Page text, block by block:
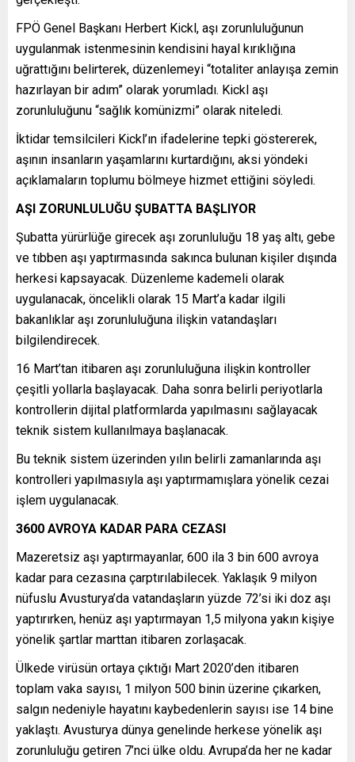
FPÖ Genel Başkanı Herbert Kickl, aşı zorunluluğunun
uygulanmak istenmesinin kendisini hayal kırıklığına
uğrattığını belirterek, düzenlemeyi “totaliter anlayışa zemin
hazırlayan bir adım” olarak yorumladı. Kickl aşı
zorunluluğunu “sağlık komünizmi” olarak niteledi.
İktidar temsilcileri Kickl’ın ifadelerine tepki göstererek,
aşının insanların yaşamlarını kurtardığını, aksi yöndeki
açıklamaların toplumu bölmeye hizmet ettiğini söyledi.
AŞI ZORUNLULUĞU ŞUBATTA BAŞLIYOR
Şubatta yürürlüğe girecek aşı zorunluluğu 18 yaş altı, gebe
ve tıbben aşı yaptırmasında sakınca bulunan kişiler dışında
herkesi kapsayacak. Düzenleme kademeli olarak
uygulanacak, öncelikli olarak 15 Mart’a kadar ilgili
bakanlıklar aşı zorunluluğuna ilişkin vatandaşları
bilgilendirecek.
16 Mart’tan itibaren aşı zorunluluğuna ilişkin kontroller
çeşitli yollarla başlayacak. Daha sonra belirli periyotlarla
kontrollerin dijital platformlarda yapılmasını sağlayacak
teknik sistem kullanılmaya başlanacak.
Bu teknik sistem üzerinden yılın belirli zamanlarında aşı
kontrolleri yapılmasıyla aşı yaptırmamışlara yönelik cezai
işlem uygulanacak.
3600 AVROYA KADAR PARA CEZASI
Mazeretsiz aşı yaptırmayanlar, 600 ila 3 bin 600 avroya
kadar para cezasına çarptırılabilecek. Yaklaşık 9 milyon
nüfuslu Avusturya’da vatandaşların yüzde 72’si iki doz aşı
yaptırırken, henüz aşı yaptırmayan 1,5 milyona yakın kişiye
yönelik şartlar marttan itibaren zorlaşacak.
Ülkede virüsün ortaya çıktığı Mart 2020’den itibaren
toplam vaka sayısı, 1 milyon 500 binin üzerine çıkarken,
salgın nedeniyle hayatını kaybedenlerin sayısı ise 14 bine
yaklaştı. Avusturya dünya genelinde herkese yönelik aşı
zorunluluğu getiren 7’nci ülke oldu. Avrupa’da her ne kadar